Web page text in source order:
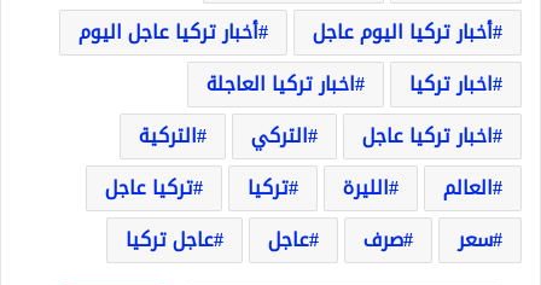
أخبار تركيا اليوم عاجل
أخبار تركيا عاجل اليوم
اخبار تركيا
اخبار تركيا العاجلة
اخبار تركيا عاجل
التركي
التركية
العالم
الليرة تركيا
تركيا عاجل
سعر
صرف عاجل عاجل تركيا